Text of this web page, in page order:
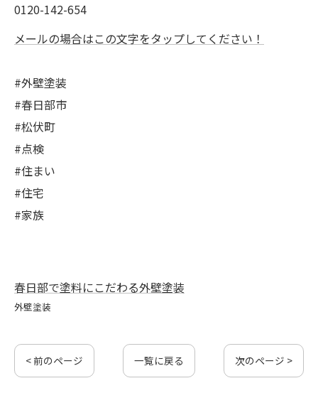
0120-142-654
メールの場合はこの文字をタップしてください！
#外壁塗装
#春日部市
#松伏町
#点検
#住まい
#住宅
#家族
春日部で塗料にこだわる外壁塗装
外壁塗装
< 前のページ 一覧に戻る 次のページ >